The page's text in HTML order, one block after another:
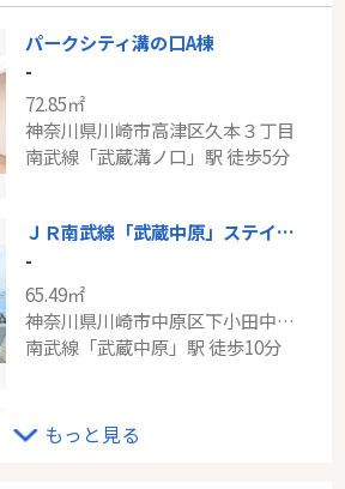
パークシティ溝の口A棟
-
72.85㎡
神奈川県川崎市高津区久本３丁目
南武線「武蔵溝ノ口」駅 徒歩5分
ＪＲ南武線「武蔵中原」ステイツ武蔵中原
-
65.49㎡
神奈川県川崎市中原区下小田中４丁目
南武線「武蔵中原」駅 徒歩10分
クオス中山
-
もっと見る